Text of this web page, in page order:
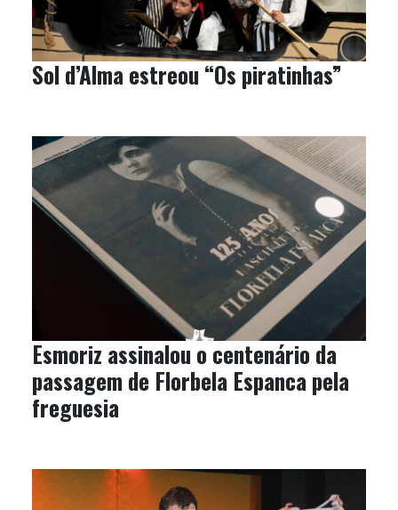
Sol d’Alma estreou “Os piratinhas”
Esmoriz assinalou o centenário da
passagem de Florbela Espanca pela
freguesia